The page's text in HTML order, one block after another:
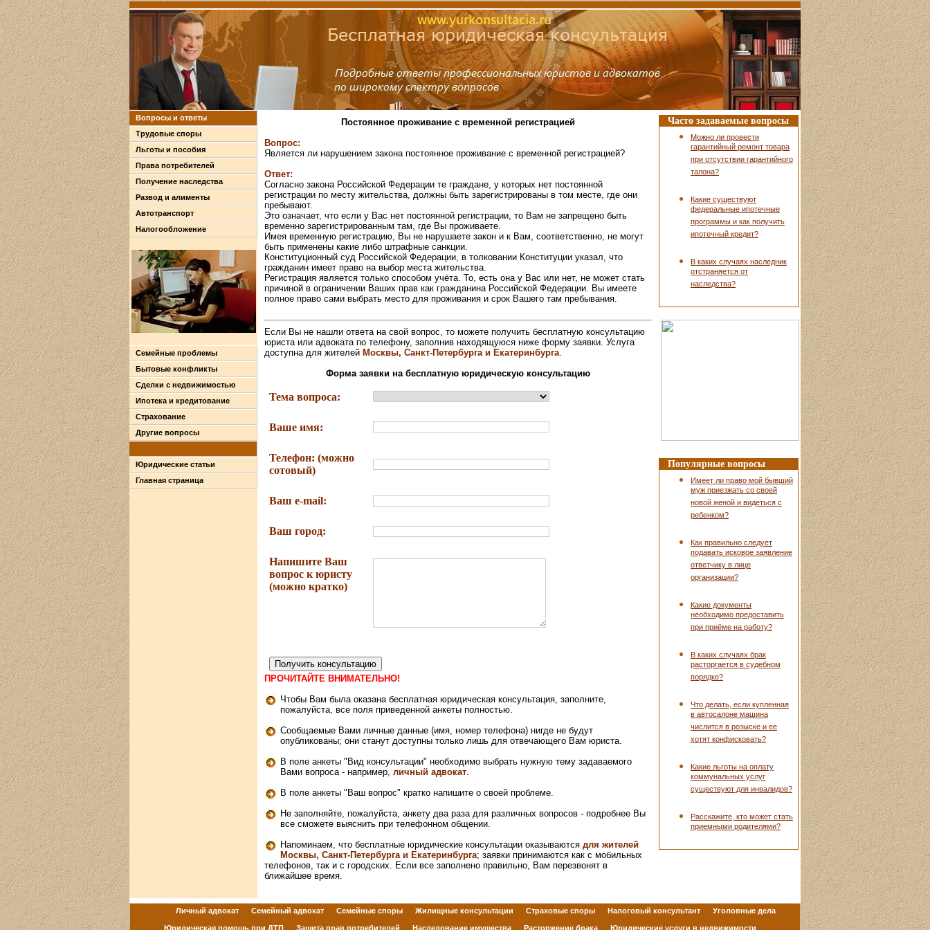
Вопросы и ответы
Трудовые споры
Льготы и пособия
Права потребителей
Получение наследства
Развод и алименты
Автотранспорт
Налогообложение
Семейные проблемы
Бытовые конфликты
Сделки с недвижимостью
Ипотека и кредитование
Страхование
Другие вопросы
Юридические статьи
Главная страница
Постоянное проживание с временной регистрацией
Вопрос:
Является ли нарушением закона постоянное проживание с временной регистрацией?
Ответ:
Согласно закона Российской Федерации те граждане, у которых нет постоянной
регистрации по месту жительства, должны быть зарегистрированы в том месте, где они
пребывают.
Это означает, что если у Вас нет постоянной регистрации, то Вам не запрещено быть
временно зарегистрированным там, где Вы проживаете.
Имея временную регистрацию, Вы не нарушаете закон и к Вам, соответственно, не могут
быть применены какие либо штрафные санкции.
Конституционный суд Российской Федерации, в толковании Конституции указал, что
гражданин имеет право на выбор места жительства.
Регистрация является только способом учёта. То, есть она у Вас или нет, не может стать
причиной в ограничении Ваших прав как гражданина Российской Федерации. Вы имеете
полное право сами выбрать место для проживания и срок Вашего там пребывания.
Если Вы не нашли ответа на свой вопрос, то можете получить бесплатную консультацию
юриста или адвоката по телефону, заполнив находящуюся ниже форму заявки. Услуга
доступна для жителей Москвы, Санкт-Петербурга и Екатеринбурга.
Форма заявки на бесплатную юридическую консультацию
Тема вопроса:
Ваше имя:
Телефон: (можно
сотовый)
Ваш e-mail:
Ваш город:
Напишите Ваш
вопрос к юристу
(можно кратко)
ПРОЧИТАЙТЕ ВНИМАТЕЛЬНО!
Чтобы Вам была оказана бесплатная юридическая консультация, заполните,
пожалуйста, все поля приведенной анкеты полностью.
Сообщаемые Вами личные данные (имя, номер телефона) нигде не будут
опубликованы; они станут доступны только лишь для отвечающего Вам юриста.
В поле анкеты "Вид консультации" необходимо выбрать нужную тему задаваемого
Вами вопроса - например, личный адвокат.
В поле анкеты "Ваш вопрос" кратко напишите о своей проблеме.
Не заполняйте, пожалуйста, анкету два раза для различных вопросов - подробнее Вы
все сможете выяснить при телефонном общении.
Напоминаем, что бесплатные юридические консультации оказываются для жителей
Москвы, Санкт-Петербурга и Екатеринбурга; заявки принимаются как с мобильных
телефонов, так и с городских. Если все заполнено правильно, Вам перезвонят в
ближайшее время.
Часто задаваемые вопросы
Можно ли провести
гарантийный ремонт товара
при отсутствии гарантийного
талона?
Какие существуют
федеральные ипотечные
программы и как получить
ипотечный кредит?
В каких случаях наследник
отстраняется от
наследства?
Популярные вопросы
Имеет ли право мой бывший
муж приезжать со своей
новой женой и видеться с
ребенком?
Как правильно следует
подавать исковое заявление
ответчику в лице
организации?
Какие документы
необходимо предоставить
при приёме на работу?
В каких случаях брак
расторгается в судебном
порядке?
Что делать, если купленная
в автосалоне машина
числится в розыске и ее
хотят конфисковать?
Какие льготы на оплату
коммунальных услуг
существуют для инвалидов?
Расскажите, кто может стать
приемными родителями?
Личный адвокат Семейный адвокат Семейные споры Жилищные консультации Страховые споры Налоговый консультант Уголовные дела
Юридическая помощь при ДТП Защита прав потребителей Наследование имущества Расторжение брака Юридические услуги в недвижимости